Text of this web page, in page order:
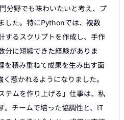
分野でも味わいたいと考え、プ
した。特にPythonでは、複数
するスクリプトを作成し、手作
分に短縮できた経験がありま
を積み重ねて成果を生み出す面
惹かれるようになりました。
テムを作り上げる」仕事は、私
。チームで培った協調性と、IT